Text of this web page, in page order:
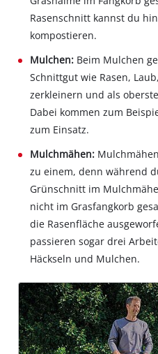
Rasenschnitt kannst du
kompostieren.
Mulchen: Beim Mulchen
Schnittgut wie Rasen,
zerkleinern und als
Dabei kommen zum
zum Einsatz.
Mulchmähen:
zu einem, denn während
Grünschnitt im
nicht im Grasfangkorb
die Rasenfläche
passieren sogar drei
Häckseln und Mulchen.